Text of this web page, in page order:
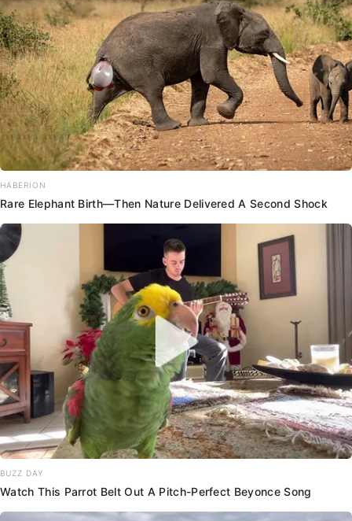
HABERION
Rare Elephant Birth—Then Nature Delivered A Second Shock
BUZZ DAY
Watch This Parrot Belt Out A Pitch-Perfect Beyonce Song